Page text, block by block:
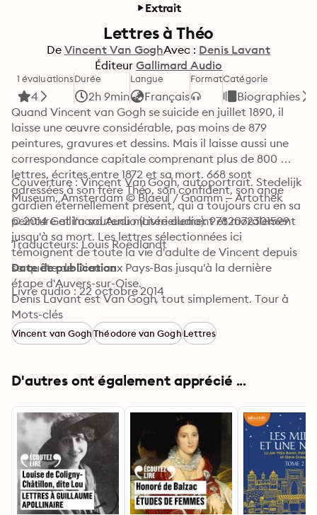
Extrait
Lettres à Théo
De Vincent Van GoghAvec : Denis Lavant
Éditeur Gallimard Audio
1 évaluations
4
Durée
2h 9min
Langue
Français
FormatCatégorie
Biographies
Quand Vincent van Gogh se suicide en juillet 1890, il
laisse une œuvre considérable, pas moins de 879
peintures, gravures et dessins. Mais il laisse aussi une
correspondance capitale comprenant plus de 800
lettres, écrites entre 1872 et sa mort. 668 sont
adressées à son frère Théo, son confident, son ange
gardien éternellement présent, qui a toujours cru en sa
peinture et l'a soutenu matériellement et moralement
jusqu'à sa mort. Les lettres sélectionnées ici
témoignent de toute la vie d'adulte de Vincent depuis
sa quête de Dieu aux Pays-Bas jusqu'à la dernière
étape d'Auvers-sur-Oise.
Denis Lavant est Van Gogh, tout simplement. Tour à
tour mystique, révolté, déchiré, il semble habité par la
souffrance et la recherche acharnée de la peinture qui
torturent Vincent jusqu'à son dernier souffle.
Couverture : Vincent Van Gogh, autoportrait. Stedelijk
Museum, Amsterdam © Blaeul / Gnamm – Artothek
© 2014 Gallimard Audio (Livre audio): 9782072301599
Traducteurs: Louis Roëdlandt
Date de publication
Livre audio : 22 octobre 2014
Mots-clés
Vincent van GoghThéodore van GoghLettres
D'autres ont également apprécié ...